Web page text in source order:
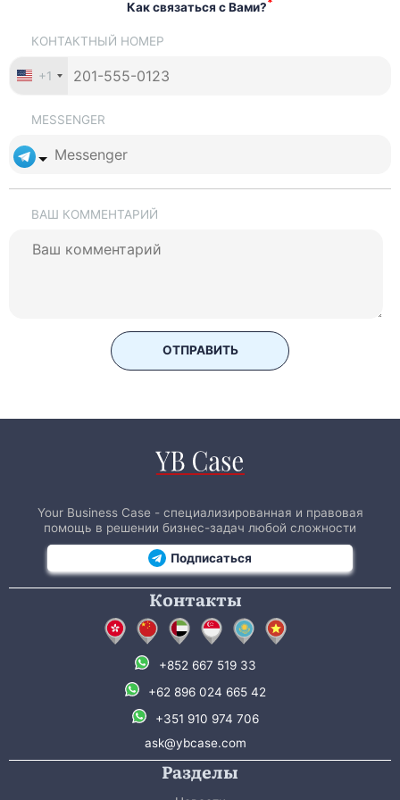
Как связаться с Вами?
КОНТАКТНЫЙ НОМЕР
+1
MESSENGER
ВАШ КОММЕНТАРИЙ
ОТПРАВИТЬ
Your Business Case - специализированная и правовая
помощь в решении бизнес-задач любой сложности
Подписаться
Контакты
+852 667 519 33
+62 896 024 665 42
+351 910 974 706
ask@ybcase.com
Разделы